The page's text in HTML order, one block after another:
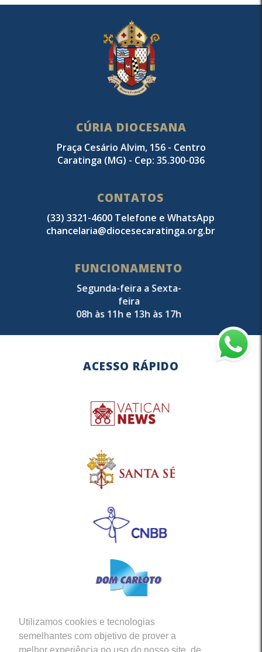
Utilizamos cookies e tecnologias
semelhantes com objetivo de prover a
CÚRIA DIOCESANA
Praça Cesário Alvim, 156 - Centro
Caratinga (MG) - Cep: 35.300-036
CONTATOS
(33) 3321-4600 Telefone e WhatsApp
chancelaria@diocesecaratinga.org.br
FUNCIONAMENTO
Segunda-feira a Sexta-
feira
08h às 11h e 13h às 17h
ACESSO RÁPIDO
Siga-nos em nossas Redes Sociais